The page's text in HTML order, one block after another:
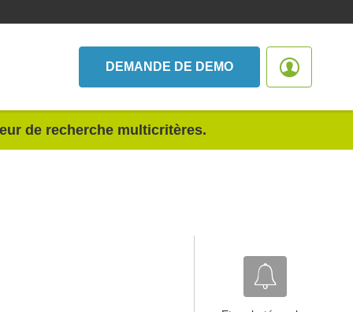
DEMANDE DE DEMO
de recherche multicritères.